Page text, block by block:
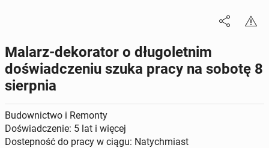
Malarz-dekorator o długoletnim
doświadczeniu szuka pracy na sobotę 8
sierpnia
Budownictwo i Remonty
Doświadczenie: 5 lat i więcej
Dostepność do pracy w ciągu: Natychmiast